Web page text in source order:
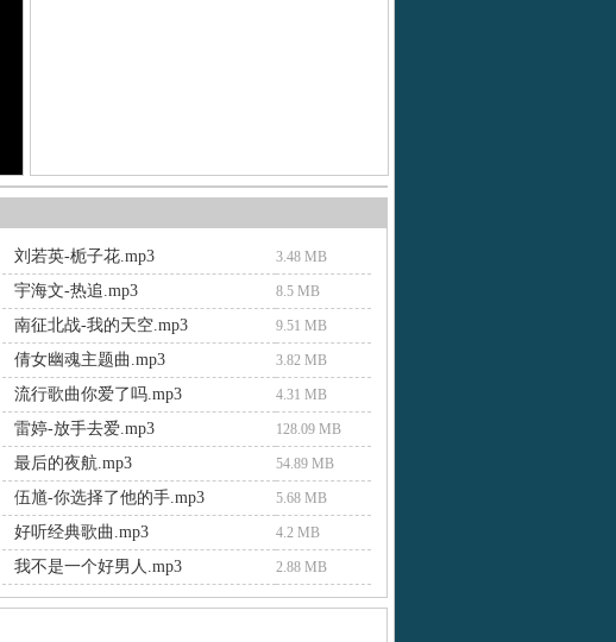
刘若英-栀子花.mp3 3.48 MB
宇海文-热追.mp3 8.5 MB
南征北战-我的天空.mp3 9.51 MB
倩女幽魂主题曲.mp3 3.82 MB
流行歌曲你爱了吗.mp3 4.31 MB
雷婷-放手去爱.mp3 128.09 MB
最后的夜航.mp3 54.89 MB
伍馗-你选择了他的手.mp3 5.68 MB
好听经典歌曲.mp3 4.2 MB
我不是一个好男人.mp3 2.88 MB